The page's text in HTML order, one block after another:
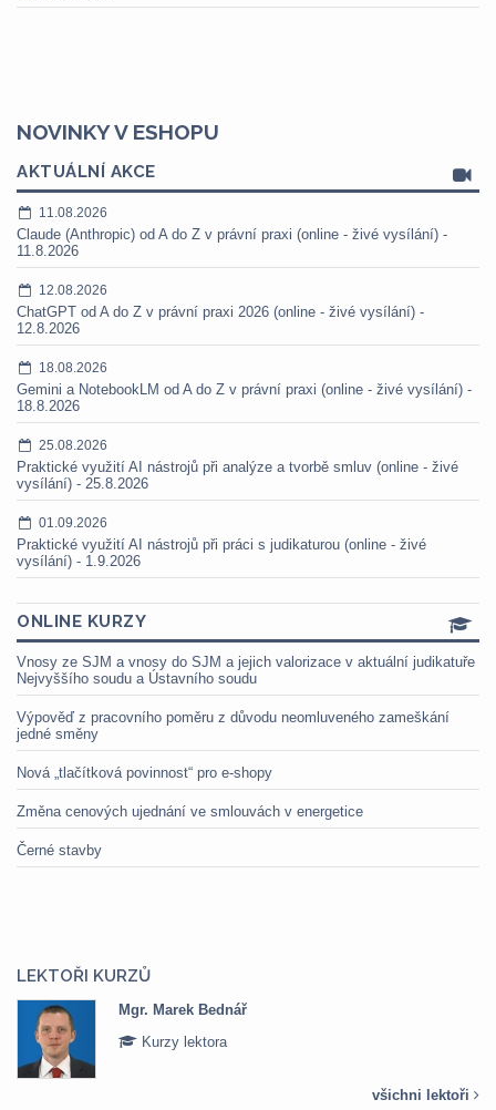
NOVINKY V ESHOPU
AKTUÁLNÍ AKCE
11.08.2026
Claude (Anthropic) od A do Z v právní praxi (online - živé vysílání) -
11.8.2026
12.08.2026
ChatGPT od A do Z v právní praxi 2026 (online - živé vysílání) -
12.8.2026
18.08.2026
Gemini a NotebookLM od A do Z v právní praxi (online - živé vysílání) -
18.8.2026
25.08.2026
Praktické využití AI nástrojů při analýze a tvorbě smluv (online - živé
vysílání) - 25.8.2026
01.09.2026
Praktické využití AI nástrojů při práci s judikaturou (online - živé
vysílání) - 1.9.2026
ONLINE KURZY
Vnosy ze SJM a vnosy do SJM a jejich valorizace v aktuální judikatuře
Nejvyššího soudu a Ústavního soudu
Výpověď z pracovního poměru z důvodu neomluveného zameškání
jedné směny
Nová „tlačítková povinnost“ pro e-shopy
Změna cenových ujednání ve smlouvách v energetice
Černé stavby
LEKTOŘI KURZŮ
Mgr. Marek Bednář
Kurzy lektora
všichni lektoři